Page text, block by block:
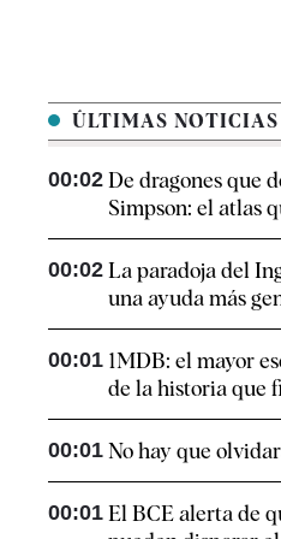
ÚLTIMAS NOTICIAS
00:02 De dragones que
Simpson: el atlas
00:02 La paradoja del
una ayuda más
00:01 1MDB: el mayor
de la historia que
00:01 No hay que
00:01 El BCE alerta de